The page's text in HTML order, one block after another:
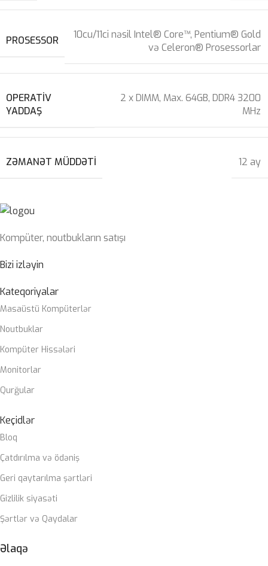
PROSESSOR
10cu/11ci nəsil Intel® Core™, Pentium® Gold
və Celeron® Prosessorlar
OPERATIV
YADDAŞ
2 x DIMM, Max. 64GB, DDR4 3200
MHz
ZƏMANƏT MÜDDƏTI 12 ay
Kompüter, noutbukların satışı
Bizi izləyin
Kateqoriyalar
Masaüstü Kompüterlər
Noutbuklar
Kompüter Hissələri
Monitorlar
Qurğular
Keçidlər
Bloq
Çatdırılma və ödəniş
Geri qaytarılma şərtləri
Gizlilik siyasəti
Şərtlər və Qaydalar
Əlaqə